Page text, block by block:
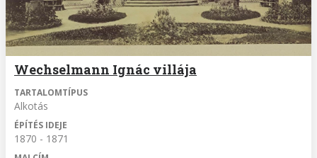
Wechselmann Ignác villája
TARTALOMTÍPUS
Alkotás
ÉPÍTÉS IDEJE
1870 - 1871